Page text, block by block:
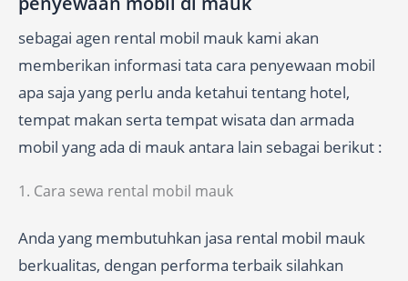
sebagai agen rental mobil mauk kami akan
memberikan informasi tata cara penyewaan mobil
apa saja yang perlu anda ketahui tentang hotel,
tempat makan serta tempat wisata dan armada
mobil yang ada di mauk antara lain sebagai berikut :
1. Cara sewa rental mobil mauk
Anda yang membutuhkan jasa rental mobil mauk
berkualitas, dengan performa terbaik silahkan